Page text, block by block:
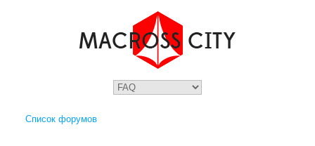
Список форумов